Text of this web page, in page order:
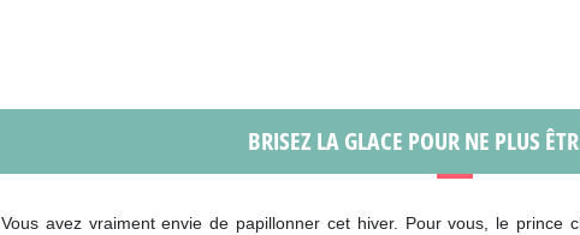
BRISEZ LA GLACE POUR NE PLUS
Vous avez vraiment envie de papillonner cet hiver. Pour vous, le prince